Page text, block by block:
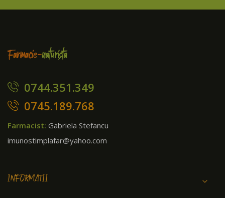
0744.351.349
0745.189.768
Farmacist: Gabriela Stefancu
imunostimplafar@yahoo.com
INFORMATII